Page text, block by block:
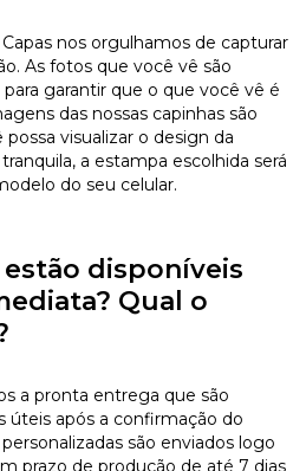
nos orgulhamos de capturar
As fotos que você vê são
garantir que o que você vê é
das nossas capinhas são
visualizar o design da
a estampa escolhida será
do seu celular.
disponíveis
Qual o
a pronta entrega que são
úteis após a confirmação do
são enviados logo
prazo de produção de até 7 dias